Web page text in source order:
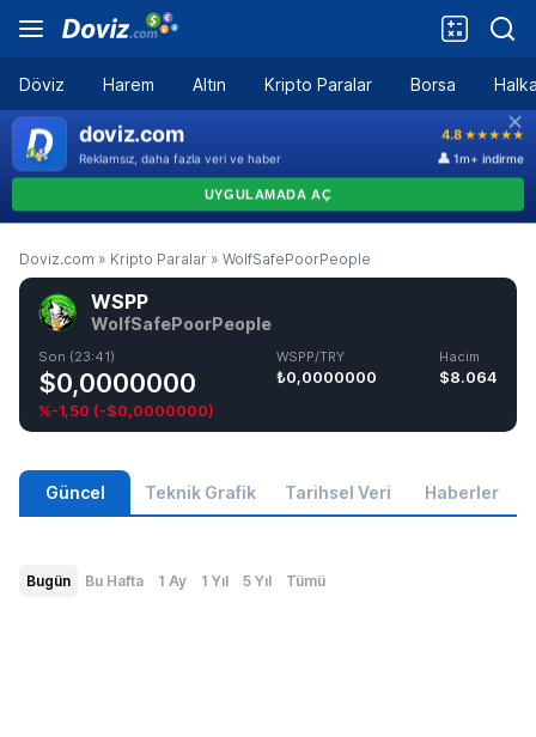
Döviz Harem Altın Kripto Paralar Borsa
Doviz.com » Kripto Paralar » WolfSafePoorPeople
WSPP
WolfSafePoorPeople
Son (23:41)
$0,0000000
%-1,50 (-$0,0000000)
WSPP/TRY
₺0,0000000
Hacim
$8.064
Güncel Teknik Grafik Tarihsel Veri Haberler
Bugün Bu Hafta 1 Ay 1 Yıl 5 Yıl Tümü